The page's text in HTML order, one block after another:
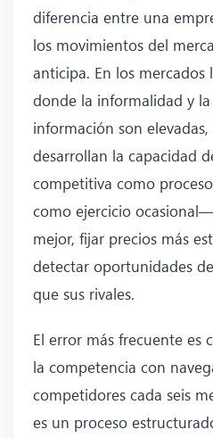
diferencia entre una
los movimientos del
anticipa. En los mercados
donde la informalidad y
información son elevadas,
desarrollan la capacidad
competitiva como
como ejercicio
mejor, fijar precios más
detectar oportunidades
que sus rivales.
El error más frecuente es
la competencia con
competidores cada seis
es un proceso